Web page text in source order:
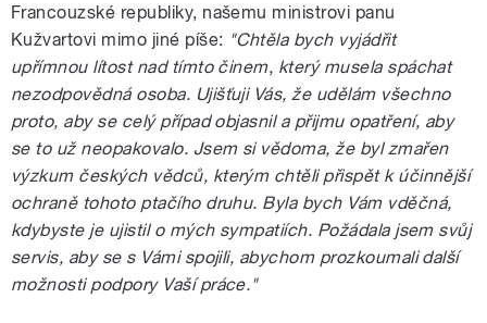
Francouzské republiky, našemu ministrovi panu
Kužvartovi mimo jiné píše: "Chtěla bych vyjádřit
upřímnou lítost nad tímto činem, který musela spáchat
nezodpovědná osoba. Ujišťuji Vás, že udělám všechno
proto, aby se celý případ objasnil a přijmu opatření, aby
se to už neopakovalo. Jsem si vědoma, že byl zmařen
výzkum českých vědců, kterým chtěli přispět k účinnější
ochraně tohoto ptačího druhu. Byla bych Vám vděčná,
kdybyste je ujistil o mých sympatiích. Požádala jsem svůj
servis, aby se s Vámi spojili, abychom prozkoumali další
možnosti podpory Vaší práce."